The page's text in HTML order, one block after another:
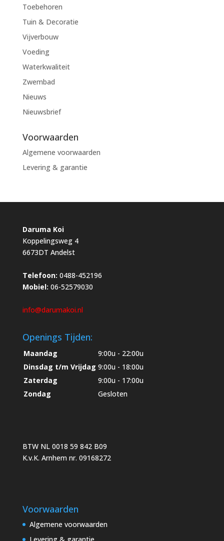
Toebehoren
Tuin & Decoratie
Vijverbouw
Voeding
Waterkwaliteit
Zwembad
Nieuws
Nieuwsbrief
Voorwaarden
Algemene voorwaarden
Levering & garantie
Daruma Koi
Koppelingsweg 4
6673DT Andelst
Telefoon: 0488-452196
Mobiel: 06-52579030
info@darumakoi.nl
Openings Tijden:
Maandag
9:00u - 22:00u
Dinsdag t/m Vrijdag 9:00u - 18:00u
Zaterdag
9:00u - 17:00u
Zondag
Gesloten
BTW NL 0018 59 842 B09
K.v.K. Arnhem nr. 09168272
Voorwaarden
Algemene voorwaarden